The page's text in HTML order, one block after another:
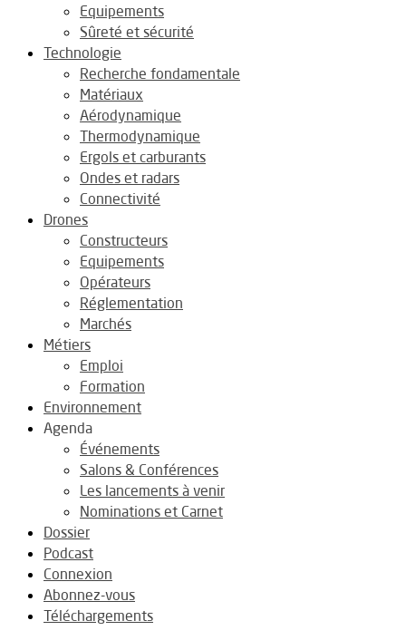
Equipements
Sûreté et sécurité
Technologie
Recherche fondamentale
Matériaux
Aérodynamique
Thermodynamique
Ergols et carburants
Ondes et radars
Connectivité
Drones
Constructeurs
Equipements
Opérateurs
Réglementation
Marchés
Métiers
Emploi
Formation
Environnement
Agenda
Événements
Salons & Conférences
Les lancements à venir
Nominations et Carnet
Dossier
Podcast
Connexion
Abonnez-vous
Téléchargements